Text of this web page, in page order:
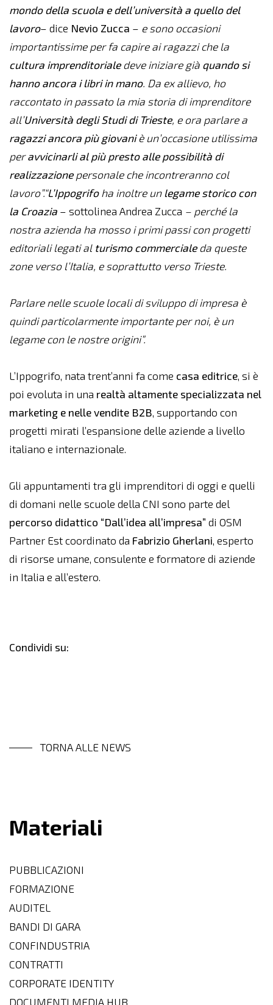
mondo della scuola e dell’università a quello del
lavoro– dice Nevio Zucca – e sono occasioni
importantissime per fa capire ai ragazzi che la
cultura imprenditorialedeve iniziare già quando si
hanno ancora i libri in mano. Da ex allievo, ho
raccontato in passato la mia storia di imprenditore
all’Università degli Studi di Trieste, e ora parlare a
ragazzi ancora più giovaniè un’occasione utilissima
peravvicinarli al più presto alle possibilità di
realizzazionepersonale che incontreranno col
lavoro”.“L’Ippogrifoha inoltre unlegame storico con
la Croazia – sottolinea Andrea Zucca – perché la
nostra azienda ha mosso i primi passi con progetti
editoriali legati al turismo commercialeda queste
zone verso l’Italia, e soprattutto verso Trieste.
Parlare nelle scuole locali di sviluppo di impresa è
quindi particolarmente importante per noi, è un
legame con le nostre origini”.
L’Ippogrifo, nata trent’anni fa come casa editrice, si è
poi evoluta in una realtà altamente specializzata nel
marketing e nelle vendite B2B, supportando con
progetti mirati l’espansione delle aziende a livello
italiano e internazionale.
Gli appuntamenti tra gli imprenditori di oggi e quelli
di domani nelle scuole della CNI sono parte del
percorso didattico “Dall’idea all’impresa” di OSM
Partner Est coordinato da Fabrizio Gherlani, esperto
di risorse umane, consulente e formatore di aziende
in Italia e all’estero.
Condividi su:
TORNA ALLE NEWS
Materiali
PUBBLICAZIONI
FORMAZIONE
AUDITEL
BANDI DI GARA
CONFINDUSTRIA
CONTRATTI
CORPORATE IDENTITY
DOCUMENTI MEDIA HUB